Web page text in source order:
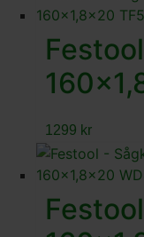
1299 kr